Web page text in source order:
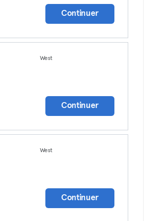
Continuer
West
Continuer
West
Continuer